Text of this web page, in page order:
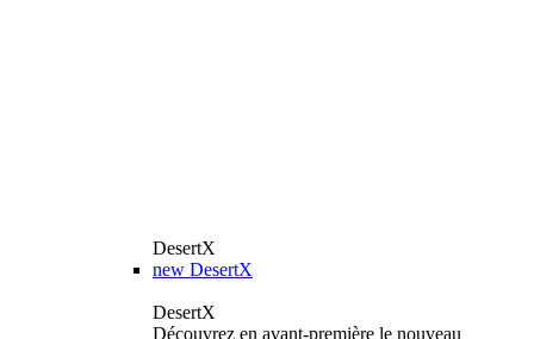
DesertX
new DesertX
DesertX
Découvrez en avant-première le nouveau